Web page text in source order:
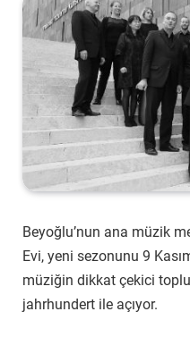
Beyoğlu’nun ana müzik
Evi, yeni sezonunu 9
müziğin dikkat çekici
jahrhundert ile açıyor.